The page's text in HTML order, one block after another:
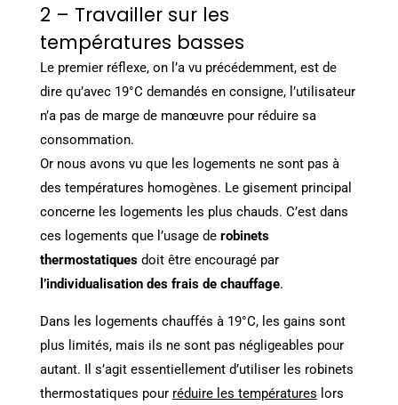
2 – Travailler sur les
températures basses
Le premier réflexe, on l’a vu précédemment, est de
dire qu’avec 19°C demandés en consigne, l’utilisateur
n’a pas de marge de manœuvre pour réduire sa
consommation.
Or nous avons vu que les logements ne sont pas à
des températures homogènes. Le gisement principal
concerne les logements les plus chauds. C’est dans
ces logements que l’usage de robinets
thermostatiquesdoit être encouragé par
l’individualisation des frais de chauffage.
Dans les logements chauffés à 19°C, les gains sont
plus limités, mais ils ne sont pas négligeables pour
autant. Il s’agit essentiellement d’utiliser les robinets
thermostatiques pour réduire les températures lors